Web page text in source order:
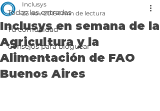
Todas las entradas
Tu comunidad
Consejos para bloguear
Inclusys en semana de la
Agricultura y la
Alimentación de FAO
Buenos Aires
Inclusys
23 nov 2018 1 min de lectura